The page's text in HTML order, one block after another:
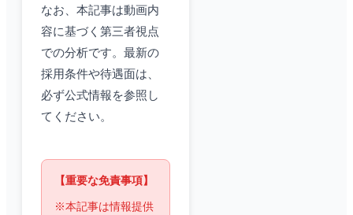
なお、本記事は動画内
容に基づく第三者視点
での分析です。最新の
採用条件や待遇面は、
必ず公式情報を参照し
てください。
【重要な免責事項】
※本記事は情報提供